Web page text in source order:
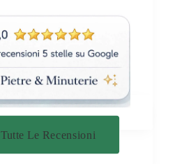
Tutte Le Recensioni